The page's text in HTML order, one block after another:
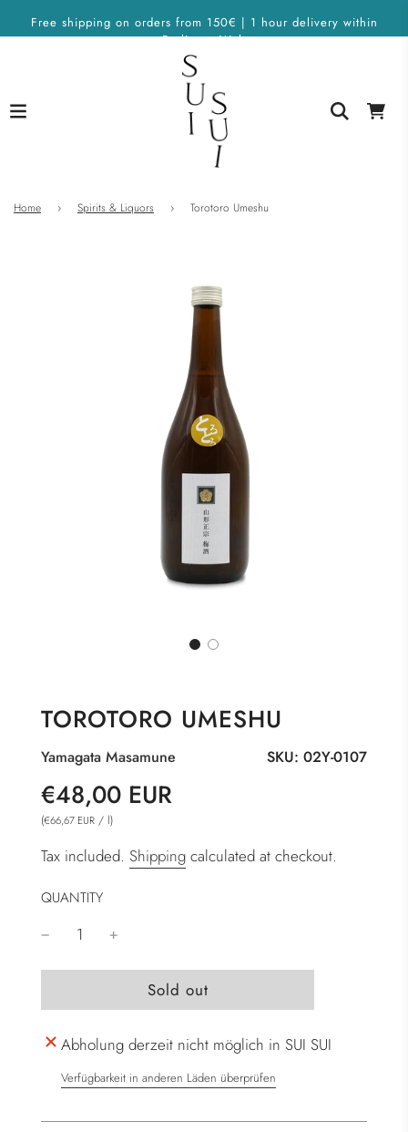
Free shipping on orders from 150€ | 1 hour delivery within
Berlin on Wolt
Home › Spirits & Liquors › Torotoro Umeshu
TOROTORO UMESHU
SKU: 02Y-0107
Yamagata Masamune
Sale
price
Regular
price
€48,00 EUR
(€66,67 EUR / l)
Tax included. Shipping calculated at checkout.
QUANTITY
l
o
d
i
g
Sold out
Abholung derzeit nicht möglich in SUI SUI
Verfügbarkeit in anderen Läden überprüfen